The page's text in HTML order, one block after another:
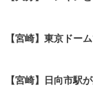
【宮崎】東京ドー
【宮崎】日向市駅